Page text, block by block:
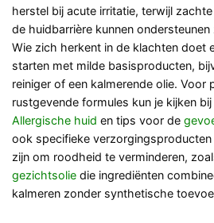
herstel bij acute irritatie, terwijl
de huidbarrière kunnen
Wie zich herkent in de klachten doet
starten met milde basisproducten,
reiniger of een kalmerende olie. Voor
rustgevende formules kun je kijken
Allergische huid en tips voor de
ook specifieke
zijn om roodheid te verminderen,
gezichtsolie die ingrediënten
kalmeren zonder synthetische